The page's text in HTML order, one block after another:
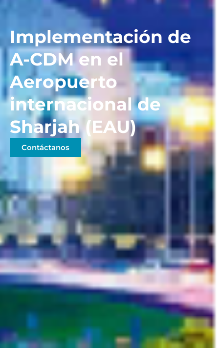
Implementación de
A-CDM en el
Aeropuerto
internacional de
Sharjah (EAU)
Contáctanos